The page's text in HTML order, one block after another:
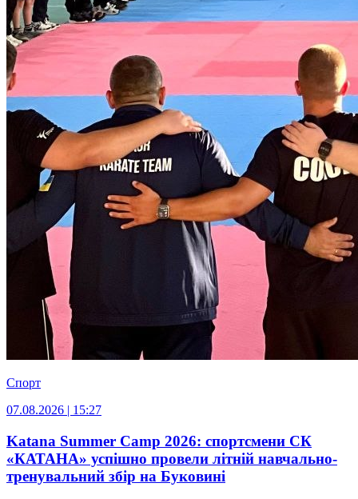
Спорт
07.08.2026 | 15:27
Katana Summer Camp 2026: спортсмени СК
«КАТАНА» успішно провели літній навчально-
тренувальний збір на Буковині